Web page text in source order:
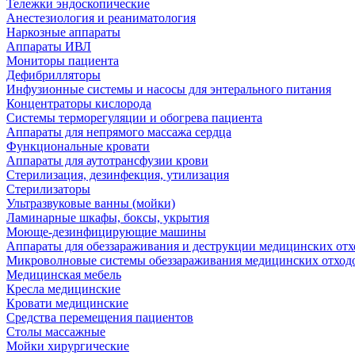
Тележки эндоскопические
Анестезиология и реаниматология
Наркозные аппараты
Аппараты ИВЛ
Мониторы пациента
Дефибрилляторы
Инфузионные системы и насосы для энтерального питания
Концентраторы кислорода
Системы терморегуляции и обогрева пациента
Аппараты для непрямого массажа сердца
Функциональные кровати
Аппараты для аутотрансфузии крови
Стерилизация, дезинфекция, утилизация
Стерилизаторы
Ультразвуковые ванны (мойки)
Ламинарные шкафы, боксы, укрытия
Моюще-дезинфицирующие машины
Аппараты для обеззараживания и деструкции медицинских
Микроволновые системы обеззараживания медицинских
Медицинская мебель
Кресла медицинские
Кровати медицинские
Средства перемещения пациентов
Столы массажные
Мойки хирургические